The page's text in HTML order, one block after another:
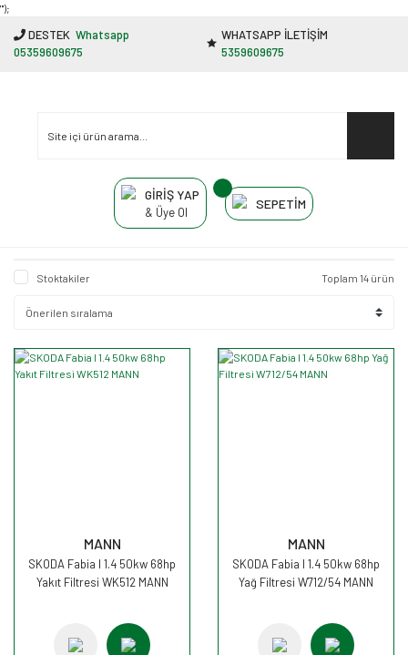
"');
DESTEK Whatsapp
05359609675
WHATSAPP İLETİŞİM
5359609675
GİRİŞ YAP
& Üye Ol
SEPETİM
Stoktakiler Toplam 14 ürün
MANN
SKODA Fabia I 1.4 50kw 68hp
Yakıt Filtresi WK512 MANN
MANN
SKODA Fabia I 1.4 50kw 68hp
Yağ Filtresi W712/54 MANN